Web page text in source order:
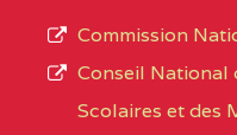
Commission
Conseil National
Scolaires et des